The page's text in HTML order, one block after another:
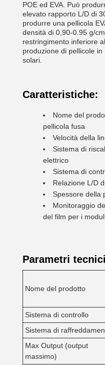
POE ed EVA. Può
elevato rapporto L/D di
produrre una pellicola
densità di 0,90-0.95 g/
restringimento inferiore
produzione di pellicole
solari.
Caratteristiche:
Nome del
pellicola fusa
Velocità della
Sistema di
elettrico
Sistema di
Relazione L/D
Spessore della
Monitoraggio
del film per i
Parametri
Nome del prodotto
Sistema di controllo
Sistema di
Max Output (output
massimo)